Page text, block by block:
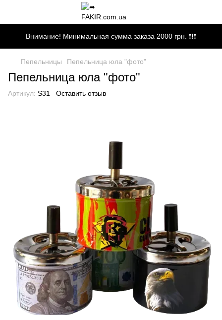
Внимание! Минимальная сумма заказа 2000 грн. ❗❗❗
Пепельницы Пепельница юла "фото"
Пепельница юла "фото"
Артикул: S31 Оставить отзыв